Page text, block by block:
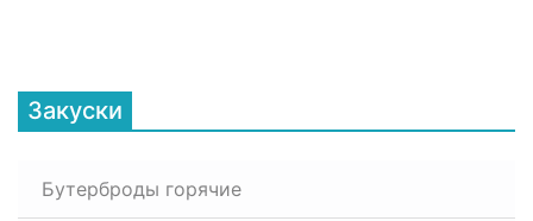
Закуски
Бутерброды горячие